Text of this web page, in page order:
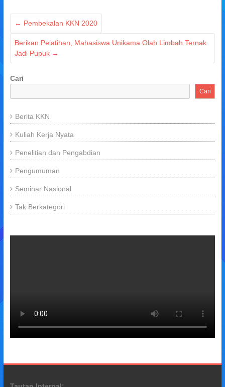
← Pembekalan KKN 2020
Berikan Pelatihan, Mahasiswa Unikama Olah Limbah Ternak
Jadi Pupuk →
Cari
Cari
Berita KKN
Kuliah Kerja Nyata
Penelitian dan Pengabdian
Pengumuman
Seminar Nasional
Tak Berkategori